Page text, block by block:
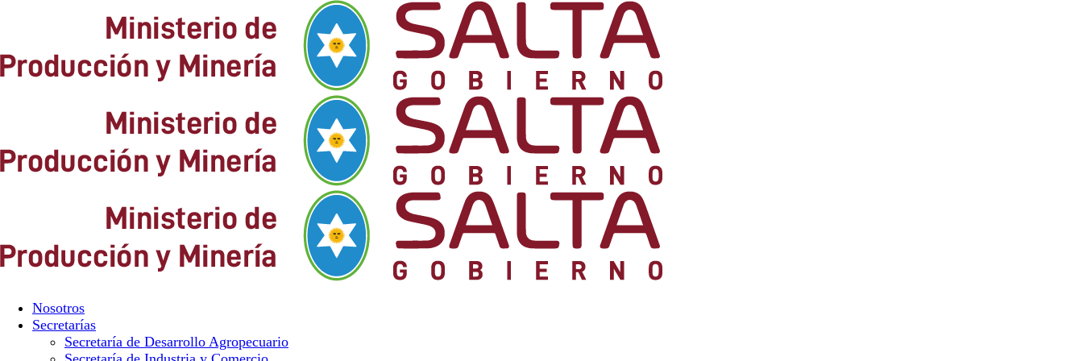
Nosotros
Secretarías
Secretaría de Desarrollo Agropecuario